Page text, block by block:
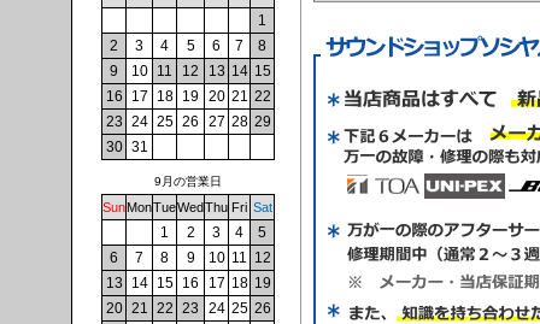
1
2
3 4 5 6 7
8
9
10 11 12 13 14 15
16
17 18 19 20 21 22
23 24 25 26 27 28 29
30 31
9月の営業日
SunMonTueWedThu Fri Sat
1 2 3 4
5
6
7 8 9 10 11 12
13
14 15 16 17 18 19
20 21 22 23 24 25 26